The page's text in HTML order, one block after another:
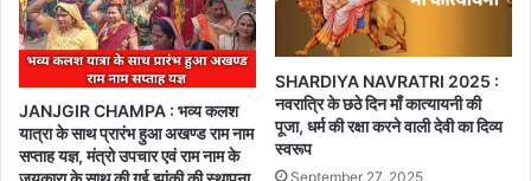
JANJGIR CHAMPA : भव्य कलश
यात्रा के साथ प्रारंभ हुआ अखण्ड राम नाम
सप्ताह यज्ञ, मंत्रो उपचार एवं राम नाम के
SHARDIYA NAVRATRI 2025 :
नवरात्रि के छठे दिन माँ कात्यायनी की
पूजा, धर्म की रक्षा करने वाली देवी का दिव्य
स्वरूप
September 27, 2025